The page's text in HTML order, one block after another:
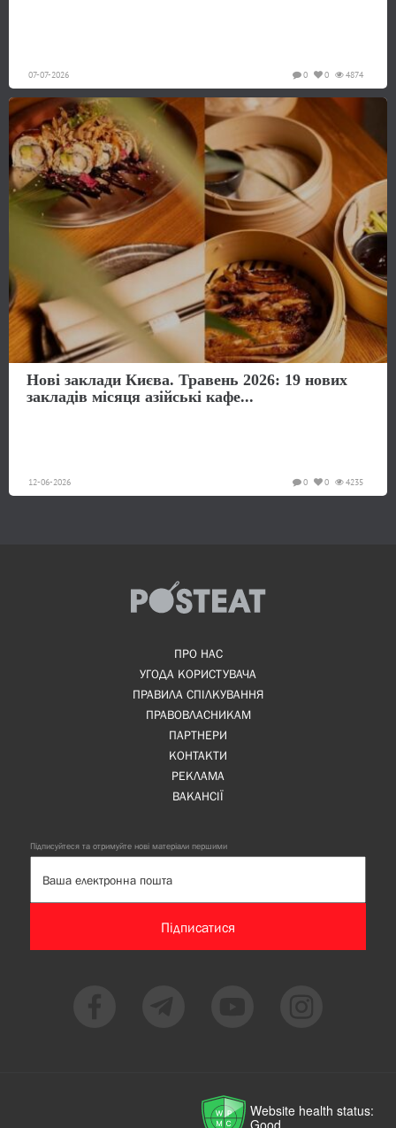
07-07-2026 4874
0
0
Нові заклади Києва. Травень 2026: 19 нових
закладів місяця азійські кафе...
12-06-2026 4235
0
0
ПРО НАС
УГОДА КОРИСТУВАЧА
ПРАВИЛА СПІЛКУВАННЯ
ПРАВОВЛАСНИКАМ
ПАРТНЕРИ
КОНТАКТИ
РЕКЛАМА
ВАКАНСІЇ
Підписуйтеся та отримуйте нові матеріали першими
Підписатися
Website health status: